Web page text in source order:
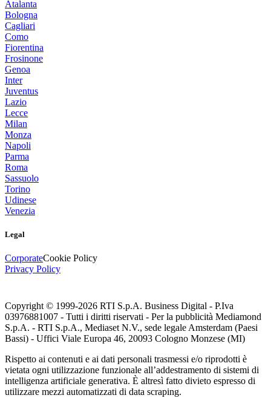
Atalanta
Bologna
Cagliari
Como
Fiorentina
Frosinone
Genoa
Inter
Juventus
Lazio
Lecce
Milan
Monza
Napoli
Parma
Roma
Sassuolo
Torino
Udinese
Venezia
Legal
CorporateCookie Policy
Privacy Policy
Copyright © 1999-2026 RTI S.p.A. Business Digital - P.Iva
03976881007 - Tutti i diritti riservati - Per la pubblicità Mediamond
S.p.A. - RTI S.p.A., Mediaset N.V., sede legale Amsterdam (Paesi
Bassi) - Uffici Viale Europa 46, 20093 Cologno Monzese (MI)
Rispetto ai contenuti e ai dati personali trasmessi e/o riprodotti è
vietata ogni utilizzazione funzionale all’addestramento di sistemi di
intelligenza artificiale generativa. È altresì fatto divieto espresso di
utilizzare mezzi automatizzati di data scraping.